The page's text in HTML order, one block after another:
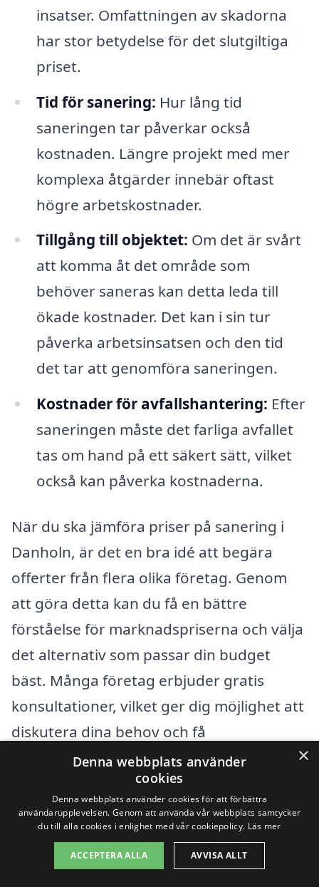
insatser. Omfattningen av skadorna
har stor betydelse för det slutgiltiga
priset.
Tid för sanering: Hur lång tid
saneringen tar påverkar också
kostnaden. Längre projekt med mer
komplexa åtgärder innebär oftast
högre arbetskostnader.
Tillgång till objektet: Om det är svårt
att komma åt det område som
behöver saneras kan detta leda till
ökade kostnader. Det kan i sin tur
påverka arbetsinsatsen och den tid
det tar att genomföra saneringen.
Kostnader för avfallshantering: Efter
saneringen måste det farliga avfallet
tas om hand på ett säkert sätt, vilket
också kan påverka kostnaderna.
När du ska jämföra priser på sanering i
Danholn, är det en bra idé att begära
offerter från flera olika företag. Genom
att göra detta kan du få en bättre
förståelse för marknadspriserna och välja
det alternativ som passar din budget
bäst. Många företag erbjuder gratis
konsultationer, vilket ger dig möjlighet att
diskutera dina behov och få
rekommendationer om den bästa
lösningen för just din situation.
Genom att vara väl insatt i vad som
påverkar kostnaden för sanering kan du
×
Denna webbplats använder
cookies
Denna webbplats använder cookies för att förbättra
användarupplevelsen. Genom att använda vår webbplats samtycker
du till alla cookies i enlighet med vår cookiepolicy. Läs mer
ACCEPTERA ALLA AVVISA ALLT